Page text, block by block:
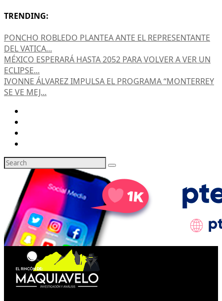
TRENDING:
PONCHO ROBLEDO PLANTEA ANTE EL REPRESENTANTE
DEL VATICA...
MÉXICO ESPERARÁ HASTA 2052 PARA VOLVER A VER UN
ECLIPSE...
IVONNE ÁLVAREZ IMPULSA EL PROGRAMA “MONTERREY
SE VE MEJ...